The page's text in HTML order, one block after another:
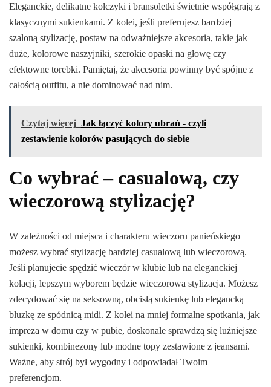
Eleganckie, delikatne kolczyki i bransoletki świetnie współgrają z
klasycznymi sukienkami. Z kolei, jeśli preferujesz bardziej
szaloną stylizację, postaw na odważniejsze akcesoria, takie jak
duże, kolorowe naszyjniki, szerokie opaski na głowę czy
efektowne torebki. Pamiętaj, że akcesoria powinny być spójne z
całością outfitu, a nie dominować nad nim.
Czytaj więcej Jak łączyć kolory ubrań - czyli
zestawienie kolorów pasujących do siebie
Co wybrać – casualową, czy
wieczorową stylizację?
W zależności od miejsca i charakteru wieczoru panieńskiego
możesz wybrać stylizację bardziej casualową lub wieczorową.
Jeśli planujecie spędzić wieczór w klubie lub na eleganckiej
kolacji, lepszym wyborem będzie wieczorowa stylizacja. Możesz
zdecydować się na seksowną, obcisłą sukienkę lub elegancką
bluzkę ze spódnicą midi. Z kolei na mniej formalne spotkania, jak
impreza w domu czy w pubie, doskonale sprawdzą się luźniejsze
sukienki, kombinezony lub modne topy zestawione z jeansami.
Ważne, aby strój był wygodny i odpowiadał Twoim
preferencjom.